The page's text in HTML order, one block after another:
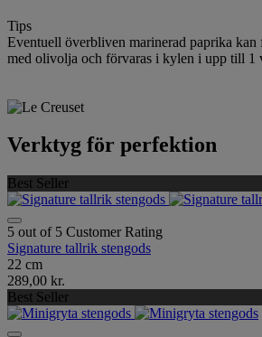
Tips
Eventuell överbliven marinerad paprika kan
med olivolja och förvaras i kylen i upp till 1
Verktyg för perfektion
Best Seller
5 out of 5 Customer Rating
Signature tallrik stengods
22 cm
289,00 kr.
Best Seller